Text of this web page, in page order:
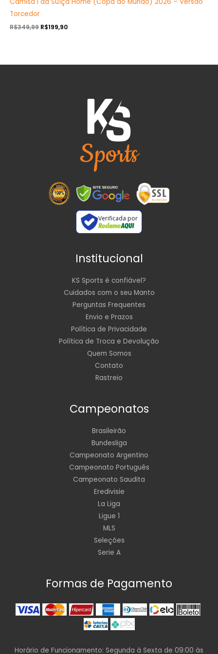
Camisa I da Suíça Home (Copa do Mundo) 2026 – Versão
Torcedor
R$349,99 R$199,90
Verificada por
Institucional
KS Sports é confiável?
Cuidados com o seu Manto
Perguntas Frequentes
Envio e Prazos
Política de Privacidade
Política de Troca e Devolução
Quem Somos
Contato
Rastreio
Campeonatos
Brasileirão
Bundesliga
Campeonato Argentino
Campeonato Português
Campeonato Saudita
Eredivisie
La Liga
Ligue 1
MLS
Seleções
Serie A
Formas de Pagamento
Horário de Funcionamento: Segunda à Sexta de 09:00 às